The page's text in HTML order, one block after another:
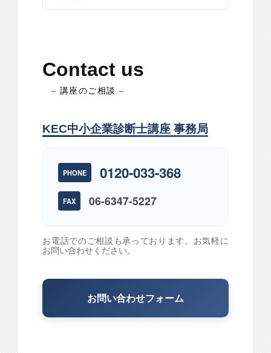
Contact us
– 講座のご相談 –
KEC中小企業診断士講座 事務局
PHONE 0120-033-368
FAX 06-6347-5227
お電話でのご相談も承っております。お気軽に
お問い合わせください。
お問い合わせフォーム